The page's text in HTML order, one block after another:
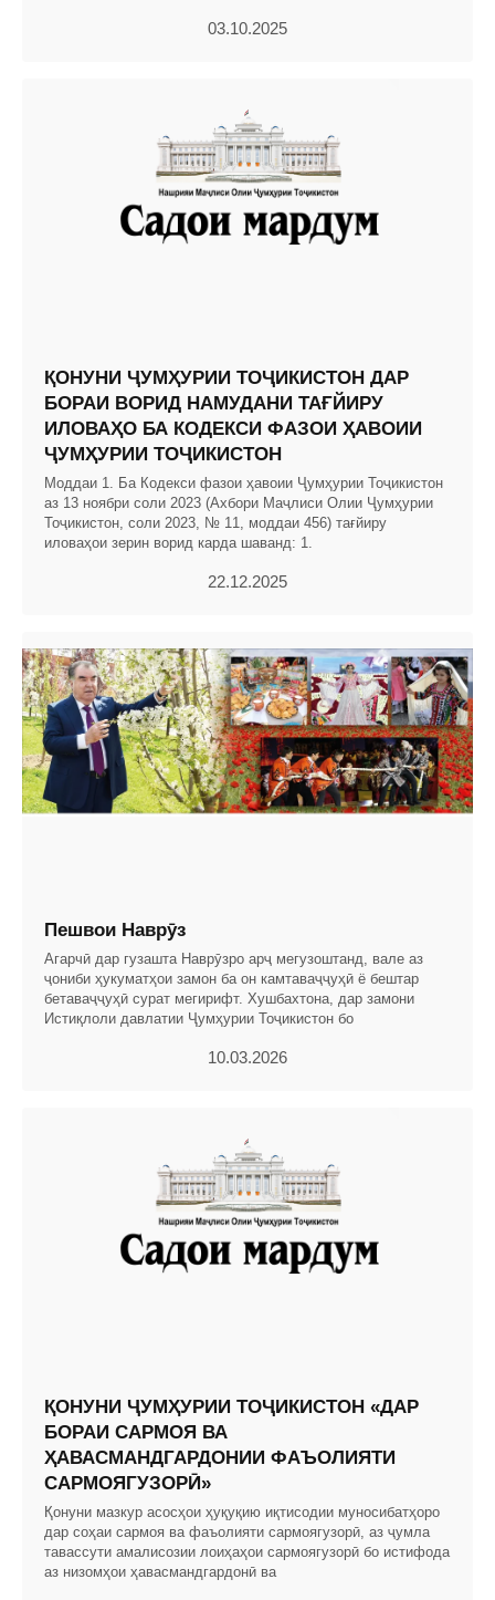
03.10.2025
ҚОНУНИ ҶУМҲУРИИ ТОҶИКИСТОН ДАР
БОРАИ ВОРИД НАМУДАНИ ТАҒЙИРУ
ИЛОВАҲО БА КОДЕКСИ ФАЗОИ ҲАВОИИ
ҶУМҲУРИИ ТОҶИКИСТОН
Моддаи 1. Ба Кодекси фазои ҳавоии Ҷумҳурии Тоҷикистон
аз 13 ноябри соли 2023 (Ахбори Маҷлиси Олии Ҷумҳурии
Тоҷикистон, соли 2023, № 11, моддаи 456) тағйиру
иловаҳои зерин ворид карда шаванд: 1.
22.12.2025
Пешвои Наврӯз
Агарчӣ дар гузашта Наврӯзро арҷ мегузоштанд, вале аз
ҷониби ҳукуматҳои замон ба он камтаваҷҷуҳӣ ё бештар
бетаваҷҷуҳӣ сурат мегирифт. Хушбахтона, дар замони
Истиқлоли давлатии Ҷумҳурии Тоҷикистон бо
10.03.2026
ҚОНУНИ ҶУМҲУРИИ ТОҶИКИСТОН «ДАР
БОРАИ САРМОЯ ВА
ҲАВАСМАНДГАРДОНИИ ФАЪОЛИЯТИ
САРМОЯГУЗОРӢ»
Қонуни мазкур асосҳои ҳуқуқию иқтисодии муносибатҳоро
дар соҳаи сармоя ва фаъолияти сармоягузорӣ, аз ҷумла
тавассути амалисозии лоиҳаҳои сармоягузорӣ бо истифода
аз низомҳои ҳавасмандгардонӣ ва